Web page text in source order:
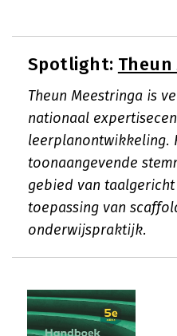
Spotlight:
Theun Meestringa is
nationaal
leerplanontwikkeling.
toonaangevende
gebied van
toepassing van
onderwijspraktijk.